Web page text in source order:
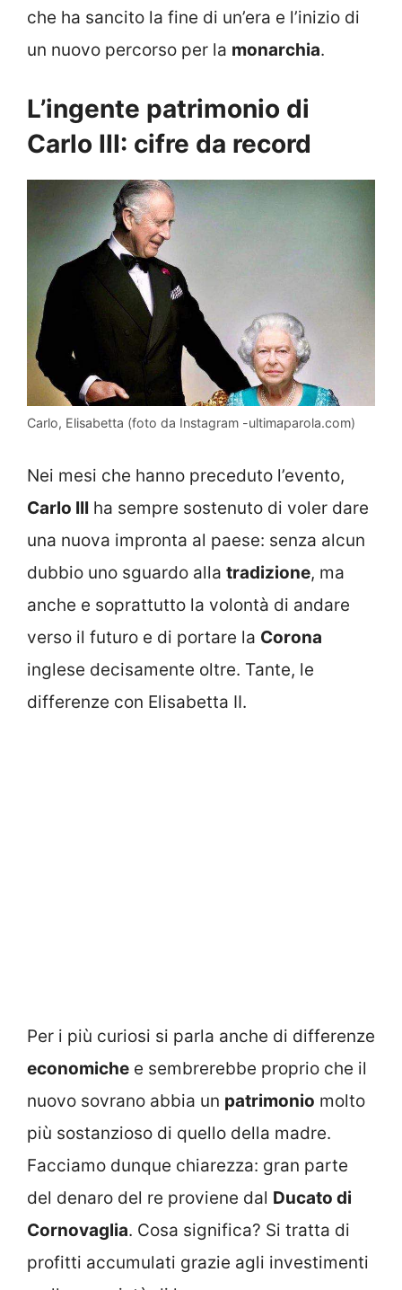
che ha sancito la fine di un’era e l’inizio di
un nuovo percorso per la monarchia.
L’ingente patrimonio di
Carlo III: cifre da record
Carlo, Elisabetta (foto da Instagram -ultimaparola.com)
Nei mesi che hanno preceduto l’evento,
Carlo III ha sempre sostenuto di voler dare
una nuova impronta al paese: senza alcun
dubbio uno sguardo alla tradizione, ma
anche e soprattutto la volontà di andare
verso il futuro e di portare la Corona
inglese decisamente oltre. Tante, le
differenze con Elisabetta II.
Per i più curiosi si parla anche di differenze
economiche e sembrerebbe proprio che il
nuovo sovrano abbia un patrimonio molto
più sostanzioso di quello della madre.
Facciamo dunque chiarezza: gran parte
del denaro del re proviene dal Ducato di
Cornovaglia. Cosa significa? Si tratta di
profitti accumulati grazie agli investimenti